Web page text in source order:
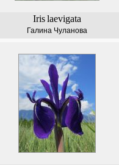
Iris laevigata
Галина Чуланова